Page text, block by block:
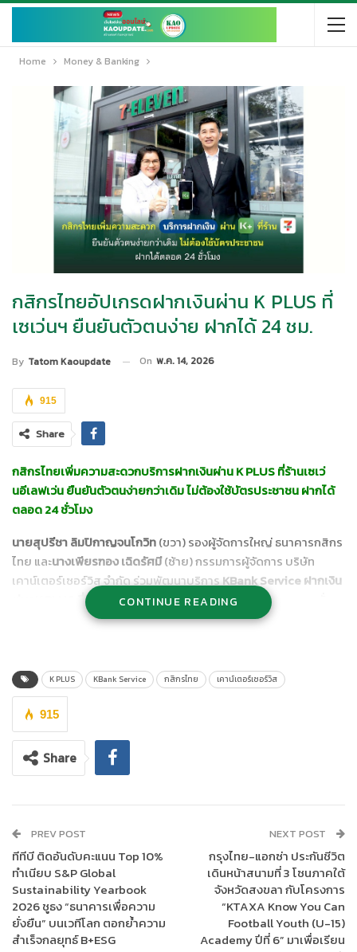
Home Money & Banking
กสิกรไทยอัปเกรดฝากเงินผ่าน K PLUS ที่
เซเว่นฯ ยืนยันตัวตนง่าย ฝากได้ 24 ชม.
By Tatom Kaoupdate On พ.ค. 14, 2026
915
Share
กสิกรไทยเพิ่มความสะดวกบริการฝากเงินผ่าน K PLUS ที่ร้านเซเว่
นอีเลฟเว่น ยืนยันตัวตนง่ายกว่าเดิม ไม่ต้องใช้บัตรประชาชน ฝากได้
ตลอด 24 ชั่วโมง
นายสุปรีชา ลิมปิกาญจนโกวิท(ขวา) รองผู้จัดการใหญ่ ธนาคารกสิกร
ไทย และนางเพียรฑอง เฉิดรัศมี(ซ้าย) กรรมการผู้จัดการ บริษัท
เคาน์เตอร์เซอร์วิส จำกัด ร่วมพัฒนาบริการKBank Service ฝากเงิน
ผ่าน K PLUS ที่เคาน์เตอร์เซอร์วิสในร้านเซเว่นอีเลฟเว่น
ประเทศให้ง่ายและสะดวกยิ่งขึ้น โดยลูกค้าผู้ฝากเงินสามารถยืนยันตัว
กสิกรไทย พร้อมให้บริการฝากเงินได้ทุกวันตลอด 24 ชั่วโมง
CONTINUE READING
K PLUS KBank Service กสิกรไทย เคาน์เตอร์เซอร์วิส
915
Share
PREV POST
ทีทีบี ติดอันดับคะแนน Top 10%
ทำเนียบ S&P Global
Sustainability Yearbook
2026 ชูธง “ธนาคารเพื่อความ
ยั่งยืน” บนเวทีโลก ตอกย้ำความ
สำเร็จกลยุทธ์ B+ESG
NEXT POST
กรุงไทย-แอกซ่า ประกันชีวิต
เดินหน้าสนามที่ 3 โซนภาคใต้
จังหวัดสงขลา กับโครงการ
“KTAXA Know You Can
Football Youth (U-15)
Academy ปีที่ 6” มาเพื่อเรียน